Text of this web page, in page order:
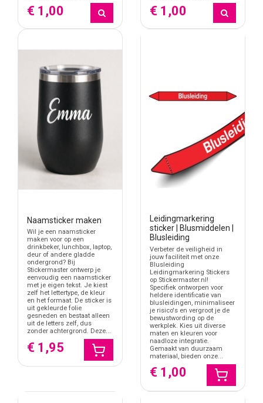
€ 1,00 € 1,00
Naamsticker maken
Wil je een naamsticker
maken voor op een
drinkbeker, lunchbox, laptop,
deur of andere gladde
ondergrond? Bij
Stickermaster ontwerp je
eenvoudig een naamsticker
met je eigen tekst. Je kiest
zelf het lettertype, de kleur
en het formaat. De sticker is
uit gekleurde folie
gesneden en bestaat alleen
uit de letters zelf, dus
zonder achtergrond. Deze...
€ 1,95
Leidingmarkering
sticker | Blusmiddelen |
Blusleiding
Verbeter de veiligheid in
jouw faciliteit met onze
Blusleiding
Leidingmarkering Stickers
op Stickermaster.nl!
Specifiek ontworpen voor
heldere identificatie van
blusleidingen, minimaliseer
je risico's en vergroot je de
bewustwording op de
werkplek. Kies uit diverse
maten en kleuren voor
naadloze integratie.
Gemaakt van duurzaam
materiaal, bieden onze...
€ 1,00